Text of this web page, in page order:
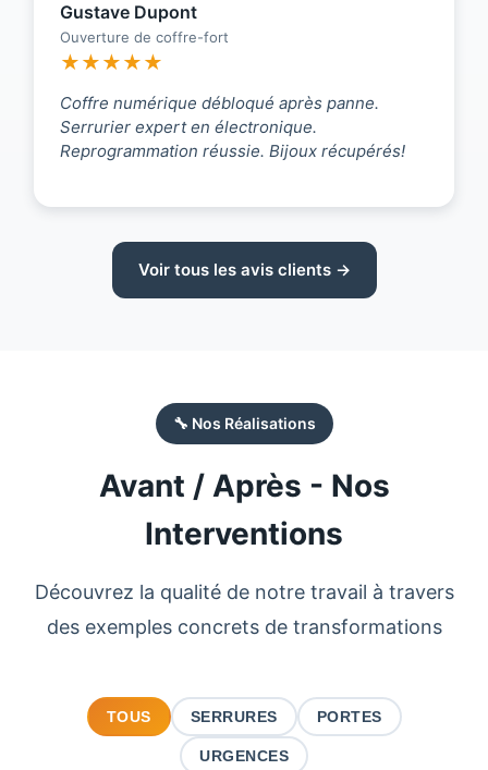
Gustave Dupont
Ouverture de coffre-fort
★★★★★
Coffre numérique débloqué après panne.
Serrurier expert en électronique.
Reprogrammation réussie. Bijoux récupérés!
Voir tous les avis clients →
🔧 Nos Réalisations
Avant / Après - Nos
Interventions
Découvrez la qualité de notre travail à travers
des exemples concrets de transformations
TOUS SERRURES PORTES
URGENCES